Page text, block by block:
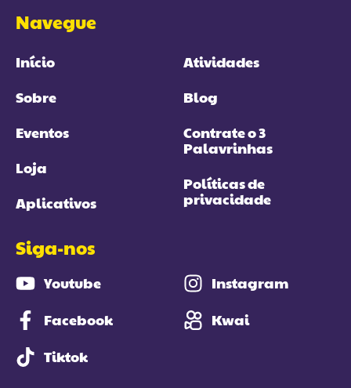
Navegue
Início
Sobre
Eventos
Loja
Aplicativos
Atividades
Blog
Contrate o 3
Palavrinhas
Políticas de
privacidade
Siga-nos
Youtube
Facebook
Tiktok
Instagram
Kwai